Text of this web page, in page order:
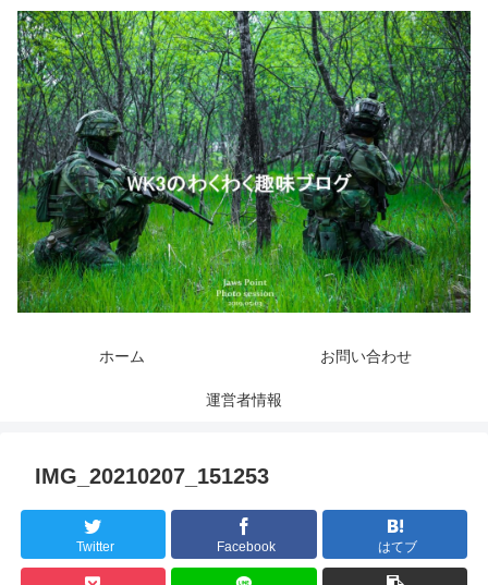
ホーム お問い合わせ
運営者情報
IMG_20210207_151253
Twitter Facebook はてブ